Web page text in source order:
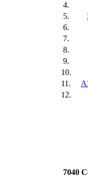
4.
5.
6.
7.
8.
9.
10.
11.
12.
7040